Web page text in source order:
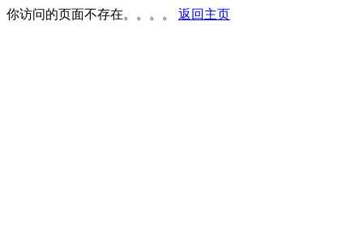
你访问的页面不存在。。。。 返回主页